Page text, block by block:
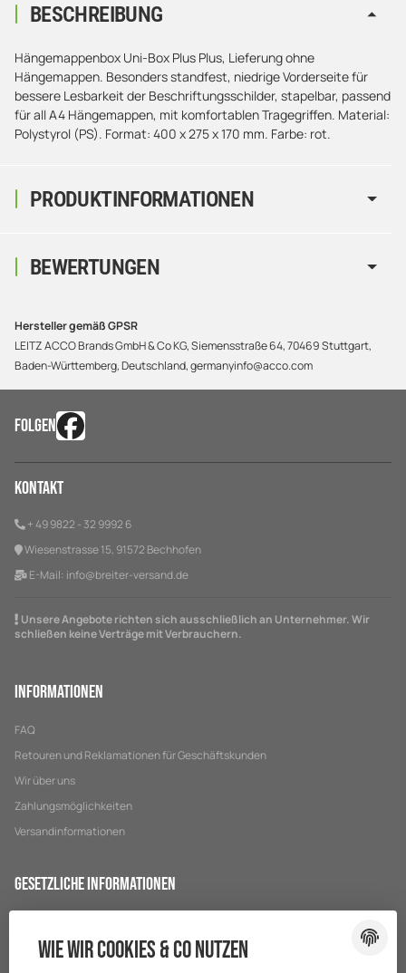
PRODUKTINFORMATIONEN
BESCHREIBUNG
Hängemappenbox Uni-Box Plus Plus, Lieferung ohne
Hängemappen. Besonders standfest, niedrige Vorderseite für
bessere Lesbarkeit der Beschriftungsschilder, stapelbar, passend
für all A4 Hängemappen, mit komfortablen Tragegriffen. Material:
Polystyrol (PS). Format: 400 x 275 x 170 mm. Farbe: rot.
BEWERTUNGEN
Hersteller gemäß GPSR
LEITZ ACCO Brands GmbH & Co KG, Siemensstraße 64, 70469 Stuttgart,
Baden-Württemberg, Deutschland, germanyinfo@acco.com
FOLGEN
Kontakt
+ 49 9822 - 32 9992 6
Wiesenstrasse 15, 91572 Bechhofen
E-Mail: info@breiter-versand.de
Unsere Angebote richten sich ausschließlich an Unternehmer. Wir
schließen keine Verträge mit Verbrauchern.
Informationen
FAQ
Retouren und Reklamationen für Geschäftskunden
Wir über uns
Zahlungsmöglichkeiten
Versandinformationen
Gesetzliche Informationen
Wie wir Cookies & Co nutzen